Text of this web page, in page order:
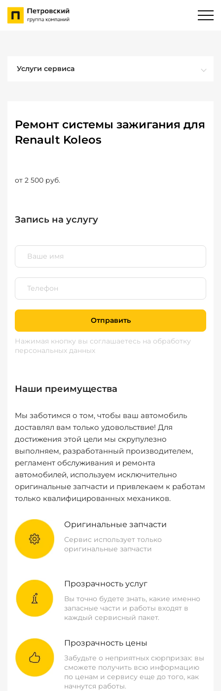
Услуги сервиса
Ремонт системы зажигания для
Renault Koleos
от 2 500 руб.
Запись на услугу
Отправить
Нажимая кнопку вы соглашаетесь на обработку
персональных данных
Наши преимущества
Мы заботимся о том, чтобы ваш автомобиль
доставлял вам только удовольствие! Для
достижения этой цели мы скрупулезно
выполняем, разработанный производителем,
регламент обслуживания и ремонта
автомобилей, используем исключительно
оригинальные запчасти и привлекаем к работам
только квалифицированных механиков.
Оригинальные запчасти
Сервис использует только
оригинальные запчасти
Прозрачность услуг
Вы точно будете знать, какие именно
запасные части и работы входят в
каждый сервисный пакет.
Прозрачность цены
Забудьте о неприятных сюрпризах: вы
сможете получить всю информацию
по ценам и сервису еще до того, как
начнутся работы.